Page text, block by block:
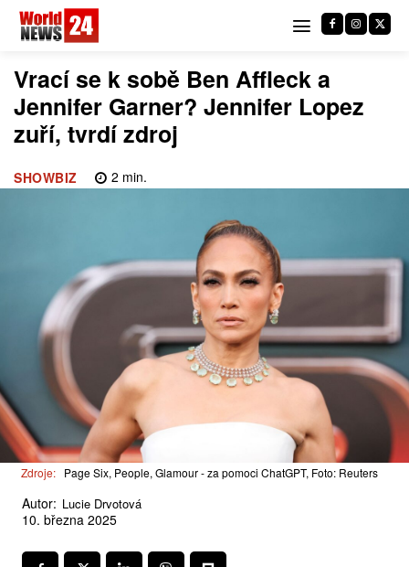
Vrací se k sobě Ben Affleck a
Jennifer Garner? Jennifer Lopez
zuří, tvrdí zdroj
SHOWBIZ 2 min.
Zdroje: Page Six, People, Glamour - za pomoci ChatGPT, Foto: Reuters
Autor: Lucie Drvotová
10. března 2025